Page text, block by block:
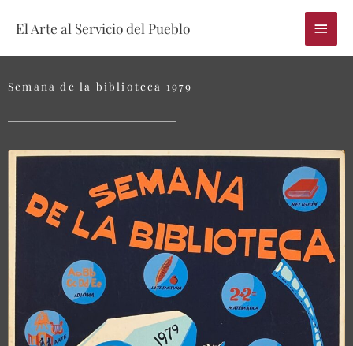
El Arte al Servicio del Pueblo
Main
Menu
Semana de la biblioteca 1979